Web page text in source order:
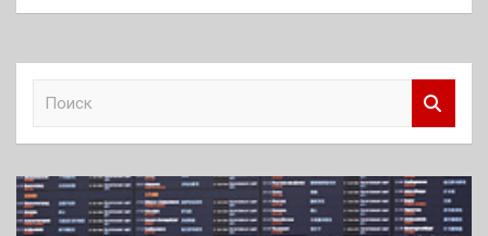
к